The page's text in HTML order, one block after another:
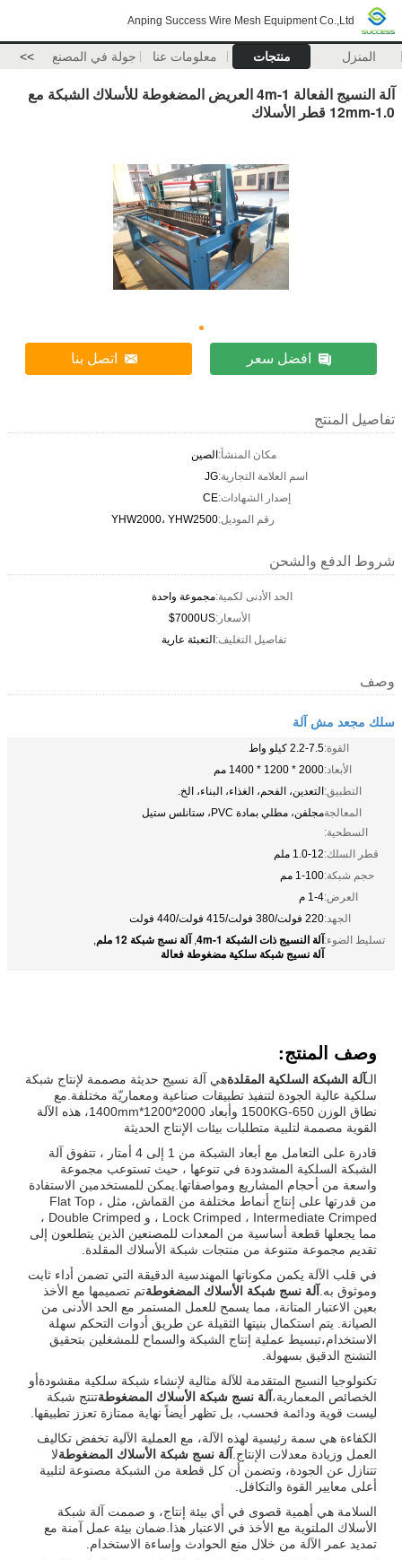
Anping Success Wire Mesh Equipment Co.,Ltd
المنزل منتجات معلومات عنا جولة في المصنع >>
آلة النسيج الفعالة 1-4m العريض المضغوطة للأسلاك الشبكة مع
1.0-12mm قطر الأسلاك
افضل سعر اتصل بنا
تفاصيل المنتج
مكان المنشأ:الصين
اسم العلامة التجارية:JG
إصدار الشهادات:CE
رقم الموديل:YHW2000، YHW2500
شروط الدفع والشحن
الحد الأدنى لكمية:مجموعة واحدة
الأسعار:7000US$
تفاصيل التغليف:التعبئة عارية
وصف
سلك مجعد مش آلة
القوة:2.2-7.5 كيلو واط
الأبعاد:2000 * 1200 * 1400 مم
التطبيق:التعدين، الفحم، الغذاء، البناء، الخ.
المعالجة
السطحية:
مجلفن، مطلي بمادة PVC، ستانلس ستيل
قطر السلك:1.0-12 ملم
حجم شبكة:1-100 مم
العرض:1-4 م
الجهد:220 فولت/380 فولت/415 فولت/440 فولت
تسليط الضوء:آلة النسيج ذات الشبكة 1-4m , آلة نسج شبكة 12 ملم ,
آلة نسيج شبكة سلكية مضغوطة فعالة
وصف المنتج:
الـآلة الشبكة السلكية المقلدةهي آلة نسيج حديثة مصممة لإنتاج شبكة
سلكية عالية الجودة لتنفيذ تطبيقات صناعية ومعماريّة مختلفة.مع
نطاق الوزن 650-1500KG وأبعاد 2000*1200*1400mm، هذه الآلة
القوية مصممة لتلبية متطلبات بيئات الإنتاج الحديثة
قادرة على التعامل مع أبعاد الشبكة من 1 إلى 4 أمتار ، تتفوق آلة
الشبكة السلكية المشدودة في تنوعها ، حيث تستوعب مجموعة
واسعة من أحجام المشاريع ومواصفاتها.يمكن للمستخدمين الاستفادة
من قدرتها على إنتاج أنماط مختلفة من القماش، مثل Flat Top ،
Lock Crimped ، Intermediate Crimped ، و Double Crimped ،
مما يجعلها قطعة أساسية من المعدات للمصنعين الذين يتطلعون إلى
تقديم مجموعة متنوعة من منتجات شبكة الأسلاك المقلدة.
في قلب الآلة يكمن مكوناتها المهندسية الدقيقة التي تضمن أداء ثابت
وموثوق به. آلة نسج شبكة الأسلاك المضغوطةتم تصميمها مع الأخذ
بعين الاعتبار المتانة، مما يسمح للعمل المستمر مع الحد الأدنى من
الصيانة. يتم استكمال بنيتها الثقيلة عن طريق أدوات التحكم سهلة
الاستخدام،تبسيط عملية إنتاج الشبكة والسماح للمشغلين بتحقيق
التشنج الدقيق بسهولة.
تكنولوجيا النسيج المتقدمة للآلة مثالية لإنشاء شبكة سلكية مقشودةأو
الخصائص المعمارية، آلة نسج شبكة الأسلاك المضغوطةتنتج شبكة
ليست قوية ودائمة فحسب، بل تظهر أيضاً نهاية ممتازة تعزز تطبيقها.
الكفاءة هي سمة رئيسية لهذه الآلة، مع العملية الآلية تخفض تكاليف
العمل وزيادة معدلات الإنتاج. آلة نسج شبكة الأسلاك المضغوطةلا
تتنازل عن الجودة، وتضمن أن كل قطعة من الشبكة مصنوعة لتلبية
أعلى معايير القوة والتكافل.
السلامة هي أهمية قصوى في أي بيئة إنتاج، و صممت آلة شبكة
الأسلاك الملتوية مع الأخذ في الاعتبار هذا.ضمان بيئة عمل آمنة مع
تمديد عمر الآلة من خلال منع الحوادث وإساءة الاستخدام.